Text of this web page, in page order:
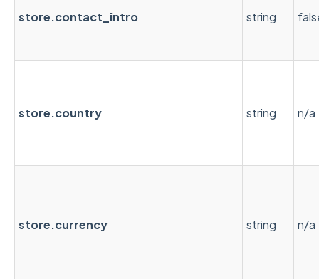
store.contact_intro string
store.country string n/a
store.currency string n/a